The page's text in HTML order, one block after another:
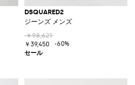
DSQUARED2
ジーンズ メンズ
￥98,621
￥39,450
-60%